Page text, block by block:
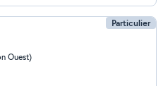
Particulier
Ouest)